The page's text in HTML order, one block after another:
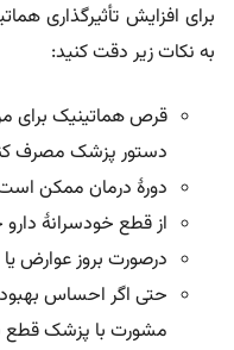
برای افزایش تأثیرگذاری
به نکات زیر دقت کنید:
قرص هماتینیک برای
دستور پزشک مصرف
دورۀ درمان ممکن
از قطع خودسرانۀ
درصورت بروز عوارض
حتی اگر احساس
مشورت با پزشک قطع